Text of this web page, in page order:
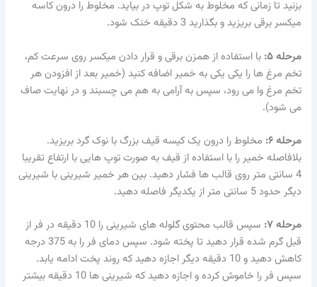
بزنید تا زمانی که مخلوط به شکل توپ در بیاید. مخلوط را درون کاسه
میکسر برقی بریزید و بگذارید 3 دقیقه خنک شود.
مرحله ۵ : با استفاده از همزن برقی و قرار دادن میکسر روی سرعت کم،
تخم مرغ ها را یکی یکی به خمیر اضافه کنید (خمیر بعد از افزودن هر
تخم مرغ وا می رود، سپس به آرامی به هم می چسبند و در نهایت صاف
می شود).
مرحله ۶ : مخلوط را درون یک کیسه قیف بزرگ با نوک گرد بریزید.
بلافاصله خمیر را با استفاده از قیف به صورت توپ هایی با ارتفاع تقریبا
4 سانتی متر روی قالب ها فشار دهید. بین هر خمیر شیرینی با شیرینی
دیگر حدود 5 سانتی متر از یکدیگر فاصله دهید.
مرحله ۷:
سپس قالب محتوی گلوله های شیرینی را 10 دقیقه در فر از
قبل گرم شده قرار دهید تا پخته شود. سپس دمای فر را به 375 درجه
کاهش دهید و 10 دقیقه دیگر اجازه دهید که روند پخت ادامه یابد.
سپس فر را خاموش کرده و اجازه دهید که شیرینی ها 10 دقیقه بیشتر